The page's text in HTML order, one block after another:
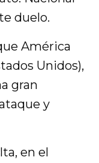
duelo.
América
Unidos),
gran
y
en el